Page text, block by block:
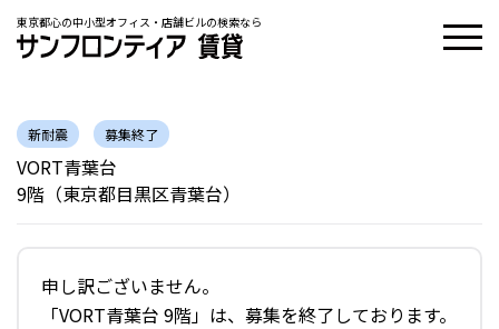
東京都心の中小型オフィス・店舗ビルの検索なら
新耐震 募集終了
VORT青葉台
9階（東京都目黒区青葉台）
申し訳ございません。
「VORT青葉台 9階」は、募集を終了しております。